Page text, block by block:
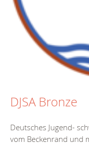
DJSA Bronze
Deutsches Jugend-
vom Beckenrand und